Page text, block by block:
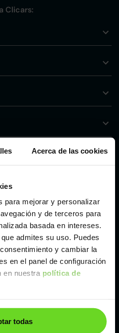
Acerca de las cookies
para mejorar y personalizar
y de terceros para
basada en intereses.
admites su uso. Puedes
y cambiar la
en el panel de configuración
en nuestra política de
todas
Clicars:
mano y ocasión
y ocasión por